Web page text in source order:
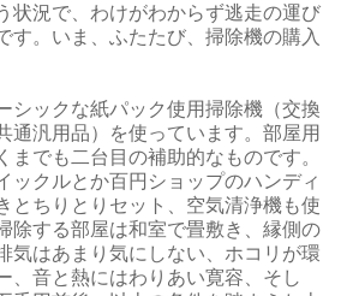
況で、わけがわからず逃走の運び
す。いま、ふたたび、掃除機の購入
シックな紙パック使用掃除機（交換
通汎用品）を使っています。部屋用
までも二台目の補助的なものです。
ックルとか百円ショップのハンディ
とちりとりセット、空気清浄機も使
除する部屋は和室で畳敷き、縁側の
気はあまり気にしない、ホコリが環
、音と熱にはわりあい寛容、そし